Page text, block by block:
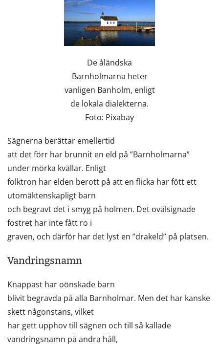
De åländska
Barnholmarna heter
vanligen Banholm, enligt
de lokala dialekterna.
Foto: Pixabay
Sägnerna berättar emellertid
att det förr har brunnit en eld på ”Barnholmarna”
under mörka kvällar. Enligt
folktron har elden berott på att en flicka har fött ett
utomäktenskapligt barn
och begravt det i smyg på holmen. Det ovälsignade
fostret har inte fått ro i
graven, och därför har det lyst en ”drakeld” på platsen.
Vandringsnamn
Knappast har oönskade barn
blivit begravda på alla Barnholmar. Men det har kanske
skett någonstans, vilket
har gett upphov till sägnen och till så kallade
vandringsnamn på andra håll,